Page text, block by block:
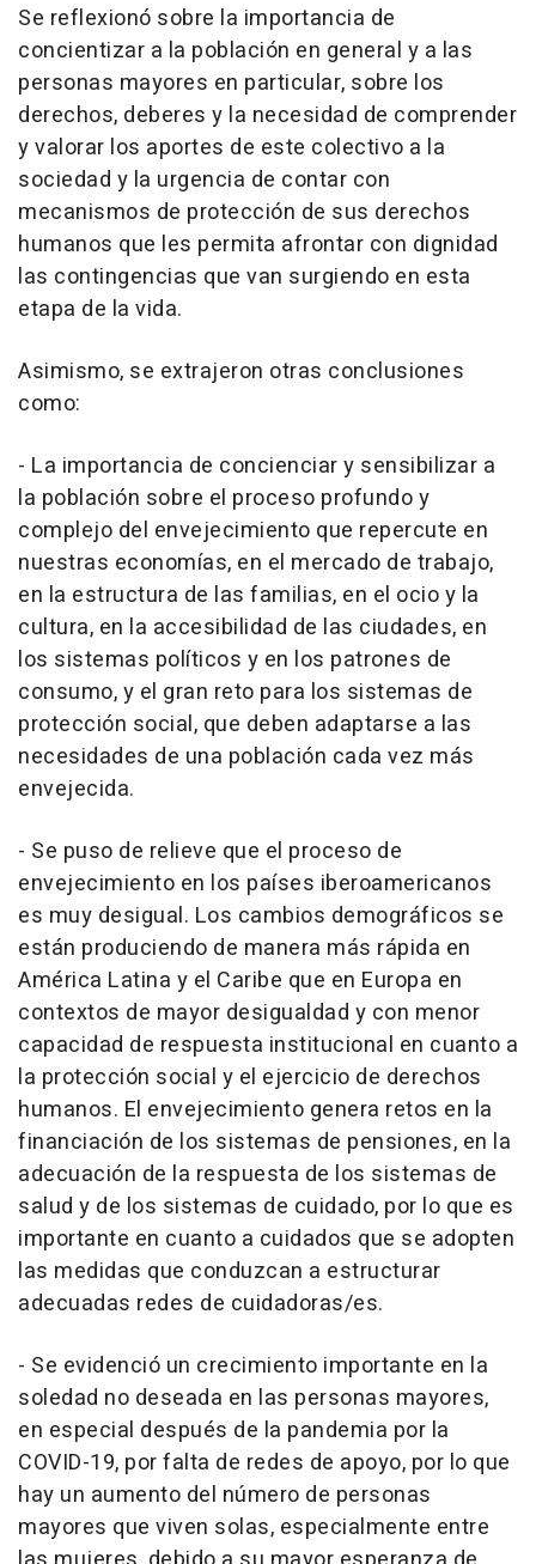
Se reflexionó sobre la importancia de
concientizar a la población en general y a las
personas mayores en particular, sobre los
derechos, deberes y la necesidad de comprender
y valorar los aportes de este colectivo a la
sociedad y la urgencia de contar con
mecanismos de protección de sus derechos
humanos que les permita afrontar con dignidad
las contingencias que van surgiendo en esta
etapa de la vida.
Asimismo, se extrajeron otras conclusiones
como:
- La importancia de concienciar y sensibilizar a
la población sobre el proceso profundo y
complejo del envejecimiento que repercute en
nuestras economías, en el mercado de trabajo,
en la estructura de las familias, en el ocio y la
cultura, en la accesibilidad de las ciudades, en
los sistemas políticos y en los patrones de
consumo, y el gran reto para los sistemas de
protección social, que deben adaptarse a las
necesidades de una población cada vez más
envejecida.
- Se puso de relieve que el proceso de
envejecimiento en los países iberoamericanos
es muy desigual. Los cambios demográficos se
están produciendo de manera más rápida en
América Latina y el Caribe que en Europa en
contextos de mayor desigualdad y con menor
capacidad de respuesta institucional en cuanto a
la protección social y el ejercicio de derechos
humanos. El envejecimiento genera retos en la
financiación de los sistemas de pensiones, en la
adecuación de la respuesta de los sistemas de
salud y de los sistemas de cuidado, por lo que es
importante en cuanto a cuidados que se adopten
las medidas que conduzcan a estructurar
adecuadas redes de cuidadoras/es.
- Se evidenció un crecimiento importante en la
soledad no deseada en las personas mayores,
en especial después de la pandemia por la
COVID-19, por falta de redes de apoyo, por lo que
hay un aumento del número de personas
mayores que viven solas, especialmente entre